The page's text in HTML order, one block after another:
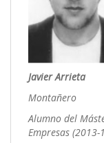
Javier Arrieta
Montañero
Alumno del
Empresas (2013-